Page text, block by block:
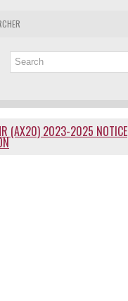
(AX20) 2023-2025 NOTICE